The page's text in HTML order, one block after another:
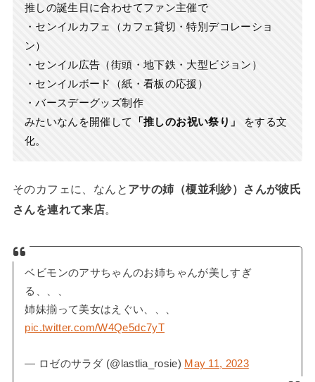
推しの誕生日に合わせてファン主催で
・センイルカフェ（カフェ貸切・特別デコレーショ
ン）
・センイル広告（街頭・地下鉄・大型ビジョン）
・センイルボード（紙・看板の応援）
・バースデーグッズ制作
みたいなんを開催して 「推しのお祝い祭り」
をする文
化。
そのカフェに、なんと アサの姉（榎並利紗）さんが彼氏
さんを連れて来店。
ベビモンのアサちゃんのお姉ちゃんが美しすぎ
る、、、
姉妹揃って美女はえぐい、、、
pic.twitter.com/W4Qe5dc7yT
— ロゼのサラダ (@lastlia_rosie) May 11, 2023